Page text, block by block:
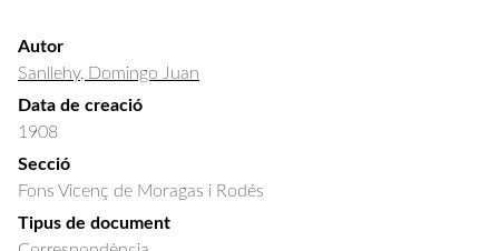
Autor
Sanllehy, Domingo Juan
Data de creació
1908
Secció
Fons Vicenç de Moragas i Rodés
Tipus de document